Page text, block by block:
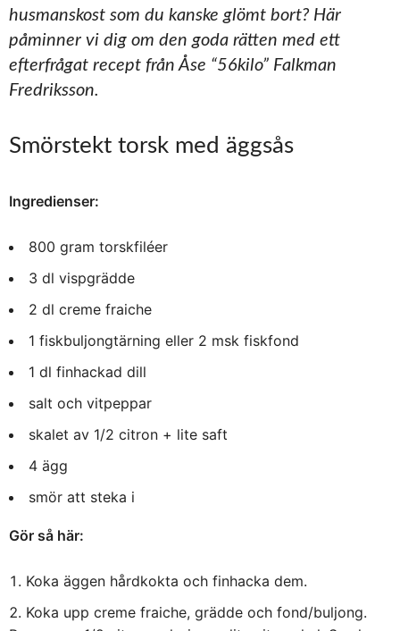
husmanskost som du kanske glömt bort? Här
påminner vi dig om den goda rätten med ett
efterfrågat recept från Åse “56kilo” Falkman
Fredriksson.
Smörstekt torsk med äggsås
Ingredienser:
800 gram torskfiléer
3 dl vispgrädde
2 dl creme fraiche
1 fiskbuljongtärning eller 2 msk fiskfond
1 dl finhackad dill
salt och vitpeppar
skalet av 1/2 citron + lite saft
4 ägg
smör att steka i
Gör så här:
Koka äggen hårdkokta och finhacka dem.
Koka upp creme fraiche, grädde och fond/buljong.